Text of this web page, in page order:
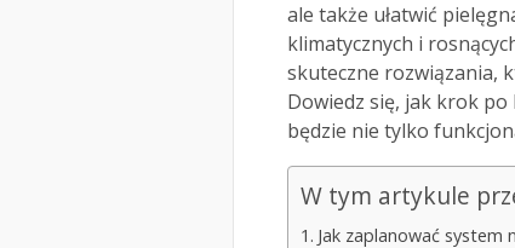
ale także ułatwić
klimatycznych i
skuteczne rozwiązania,
Dowiedz się, jak krok
będzie nie tylko
W tym artykule
Jak zaplanować system